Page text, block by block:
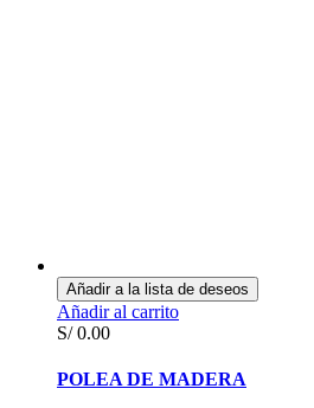
Añadir a la lista de deseos
Añadir al carrito
S/0.00
POLEA DE MADERA